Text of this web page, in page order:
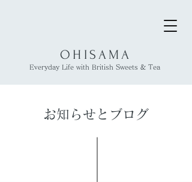
OHISAMA
​Everyday Life with British Sweets & Tea
お知らせとブログ